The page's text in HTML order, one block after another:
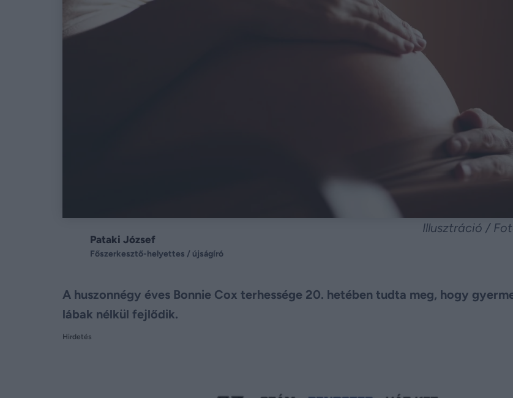
Illusztráció /
Pataki József
Főszerkesztő-helyettes / újságíró
A huszonnégy éves Bonnie Cox terhessége 20. hetében tudta meg, hogy
lábak nélkül fejlődik.
Hirdetés